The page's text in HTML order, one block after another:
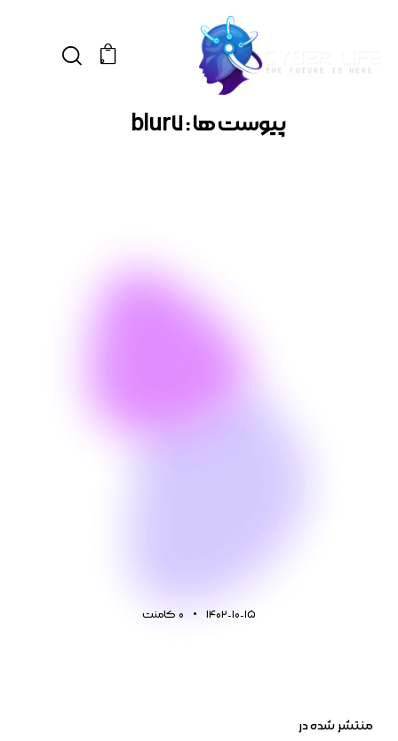
0
پیوست ها : blur7
1402-10-15
0 کامنت
منتشر شده در